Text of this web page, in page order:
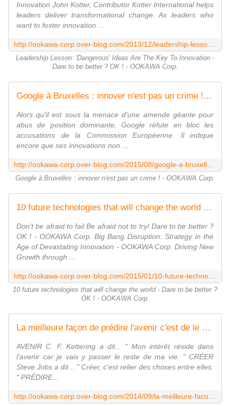
Innovation John Kotter, Contributor Kotter International helps
leaders deliver transformational change. As leaders who
want to foster innovation ...
Leadership Lesson: 'Dangerous' Ideas Are The Key To Innovation -
Dare to be better ? OK ! - OOKAWA Corp.
Google à Bruxelles : innover n'est pas un crime ! - OOKAWA Corp.
Alors qu'il est sous la menace d'une amende géante pour
abus de position dominante, Google réfute en bloc les
accusations de la Commission Européenne. Il indique
encore que ses innovations non ...
Google à Bruxelles : innover n'est pas un crime ! - OOKAWA Corp.
10 future technologies that will change the world - Dare to be better ? OK ! - OOKAWA Corp.
Don't be afraid to fail Be afraid not to try! Dare to be better ?
OK ! - OOKAWA Corp. Big Bang Disruption: Strategy in the
Age of Devastating Innovation - OOKAWA Corp. Driving New
Growth through ...
10 future technologies that will change the world - Dare to be better ?
OK ! - OOKAWA Corp.
La meilleure façon de prédire l'avenir c'est de le créer - Peter Drucker - OOKAWA Corp.
AVENIR C. F. Kettering a dit... " Mon intérêt réside dans
l'avenir car je vais y passer le reste de ma vie. " CRÉER
Steve Jobs a dit... " Créer, c'est relier des choses entre elles.
" PRÉDIRE...